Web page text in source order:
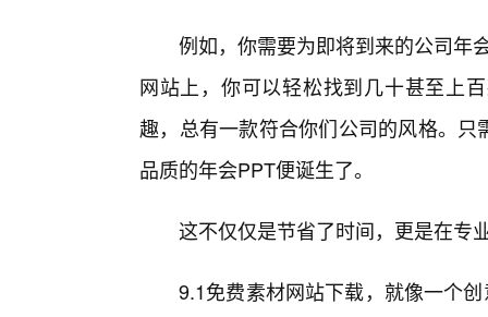
例如，你需要为即将到来的公司年
网站上，你可以轻松找到几十甚至上
趣，总有一款符合你们公司的风格。
品质的年会PPT便诞生了。
这不仅仅是节省了时间，更是在专
9.1免费素材网站下载，就像一个